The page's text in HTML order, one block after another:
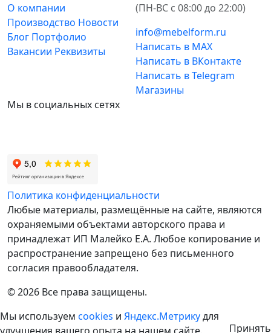
О компании
Производство Новости
Блог Портфолио
Вакансии Реквизиты
(ПН-ВС с 08:00 до 22:00)
info@mebelform.ru
Написать в MAX
Написать в ВКонтакте
Написать в Telegram
Магазины
Мы в социальных сетях
Политика конфиденциальности
Любые материалы, размещённые на сайте, являются
охраняемыми объектами авторского права и
принадлежат ИП Малейко E.А. Любое копирование и
распространение запрещено без письменного
согласия правообладателя.
© 2026 Все права защищены.
Мы используем cookies и Яндекс.Метрикудля
Принять